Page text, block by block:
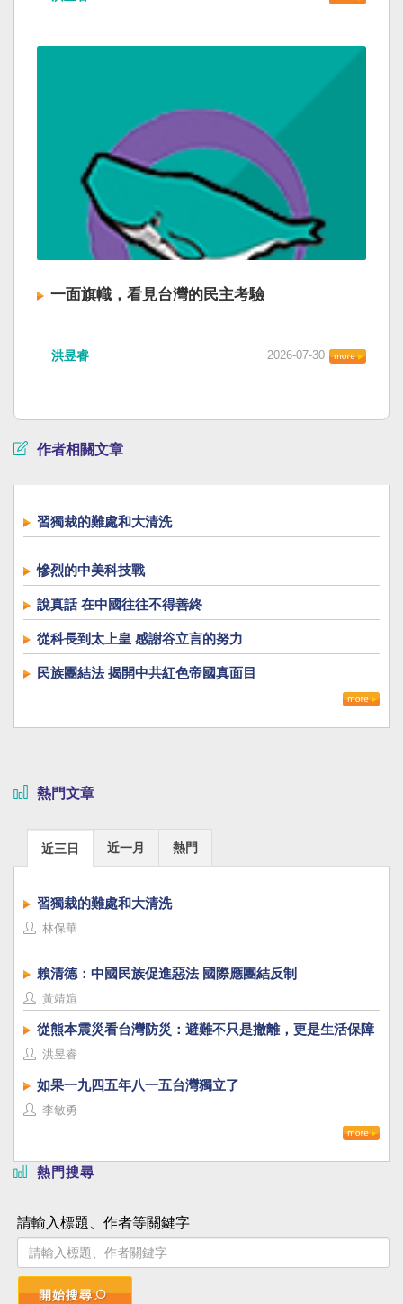
一面旗幟，看見台灣的民主考驗
洪昱睿 2026-07-30
作者相關文章
習獨裁的難處和大清洗
慘烈的中美科技戰
說真話 在中國往往不得善終
從科長到太上皇 感謝谷立言的努力
民族團結法 揭開中共紅色帝國真面目
熱門文章
近三日 近一月 熱門
習獨裁的難處和大清洗
林保華
賴清德：中國民族促進惡法 國際應團結反制
黃靖媗
從熊本震災看台灣防災：避難不只是撤離，更是生活保障
洪昱睿
如果一九四五年八一五台灣獨立了
李敏勇
熱門搜尋
請輸入標題、作者等關鍵字
開始搜尋